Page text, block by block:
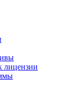
лицензии